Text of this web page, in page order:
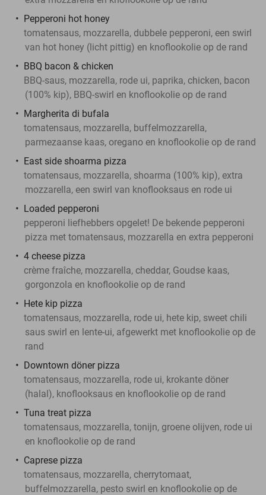
Pepperoni hot honey
tomatensaus, mozzarella, dubbele pepperoni, een swirl
van hot honey (licht pittig) en knoflookolie op de rand
BBQ bacon & chicken
BBQ-saus, mozzarella, rode ui, paprika, chicken, bacon
(100% kip), BBQ-swirl en knoflookolie op de rand
Margherita di bufala
tomatensaus, mozzarella, buffelmozzarella,
parmezaanse kaas, oregano en knoflookolie op de rand
East side shoarma pizza
tomatensaus, mozzarella, shoarma (100% kip), extra
mozzarella, een swirl van knoflooksaus en rode ui
Loaded pepperoni
pepperoni liefhebbers opgelet! De bekende pepperoni
pizza met tomatensaus, mozzarella en extra pepperoni
4 cheese pizza
crème fraîche, mozzarella, cheddar, Goudse kaas,
gorgonzola en knoflookolie op de rand
Hete kip pizza
tomatensaus, mozzarella, rode ui, hete kip, sweet chili
saus swirl en lente-ui, afgewerkt met knoflookolie op de
rand
Downtown döner pizza
tomatensaus, mozzarella, rode ui, krokante döner
(halal), knoflooksaus en knoflookolie op de rand
Tuna treat pizza
tomatensaus, mozzarella, tonijn, groene olijven, rode ui
en knoflookolie op de rand
Caprese pizza
tomatensaus, mozzarella, cherrytomaat,
buffelmozzarella, pesto swirl en knoflookolie op de